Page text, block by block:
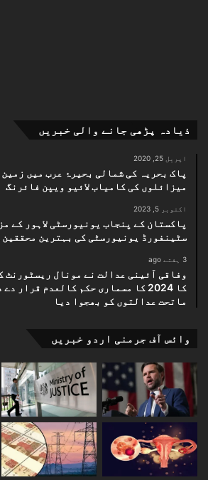
ذیادہ پڑھی جانے والی خبریں
اپریل 25, 2020
پاک بحریہ کی شمالی بحیرۂ عرب میں
میزائلوں کی کامیاب لائیو ویپن فائرنگ
اکتوبر 5, 2023
پاکستان کے پنجاب یونیورسٹی لاہور کے
سٹینفورڈ یونیورسٹی کی بہترین محققین
3 ہفتے ago
وفاقی آئینی عدالت نے مونال ریسٹورنٹ
کا 2024 کا مسماری حکم کالعدم قرار
ماتحت عدالتوں کو بھجوا دیا
وائس آف جرمنی اردو خبریں